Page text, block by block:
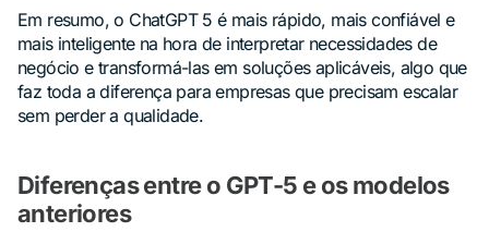
Em resumo, o ChatGPT 5 é mais rápido, mais confiável e
mais inteligente na hora de interpretar necessidades de
negócio e transformá-las em soluções aplicáveis, algo que
faz toda a diferença para empresas que precisam escalar
sem perder a qualidade.
Diferenças entre o GPT-5 e os modelos
anteriores